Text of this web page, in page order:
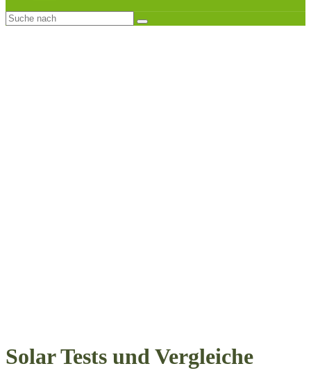
Solar Tests und Vergleiche